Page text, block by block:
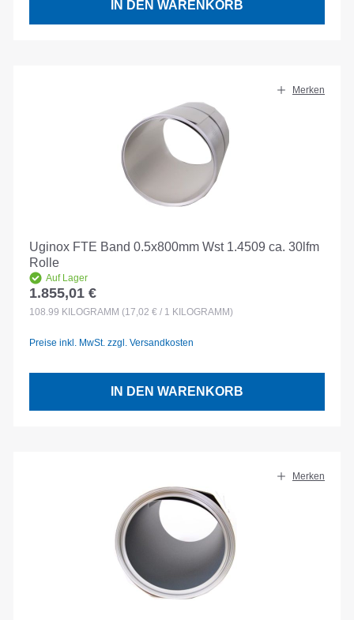
IN DEN WARENKORB
Merken
Uginox FTE Band 0.5x800mm Wst 1.4509 ca. 30lfm
Rolle
Auf Lager
Regulärer Preis:
1.855,01 €
108.99 KILOGRAMM (17,02 € / 1 KILOGRAMM)
Preise inkl. MwSt. zzgl. Versandkosten
IN DEN WARENKORB
Merken